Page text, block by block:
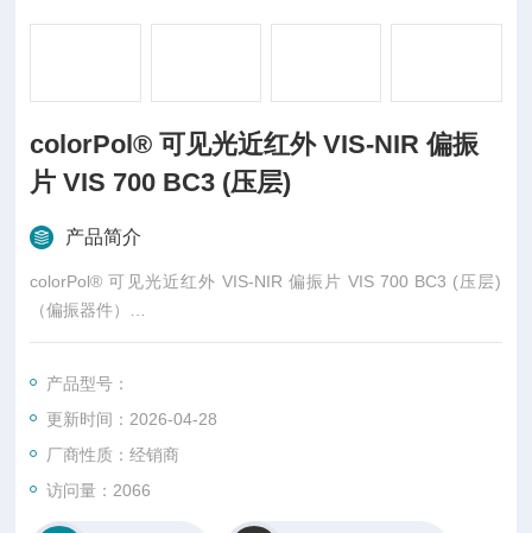
colorPol® 可见光近红外 VIS-NIR 偏振
片 VIS 700 BC3 (压层)
产品简介
colorPol® 可见光近红外 VIS-NIR 偏振片 VIS 700 BC3 (压层)
（偏振器件）
colorPol® VIS 偏振片,可见光谱范围内使用的偏光片
产品型号：
更新时间：2026-04-28
厂商性质：经销商
访问量：2066